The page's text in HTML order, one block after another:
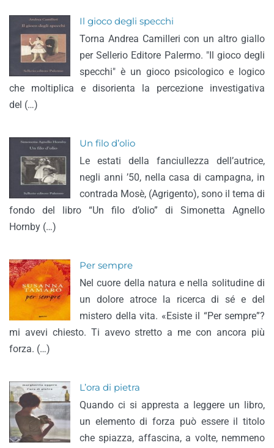
Il gioco degli specchi
Torna Andrea Camilleri con un altro giallo
per Sellerio Editore Palermo. "Il gioco degli
specchi" è un gioco psicologico e logico
che moltiplica e disorienta la percezione investigativa
del (…)
Un filo d’olio
Le estati della fanciullezza dell’autrice,
negli anni ’50, nella casa di campagna, in
contrada Mosè, (Agrigento), sono il tema di
fondo del libro “Un filo d’olio” di Simonetta Agnello
Hornby (…)
Per sempre
Nel cuore della natura e nella solitudine di
un dolore atroce la ricerca di sé e del
mistero della vita. «Esiste il “Per sempre”?
mi avevi chiesto. Ti avevo stretto a me con ancora più
forza. (…)
L’ora di pietra
Quando ci si appresta a leggere un libro,
un elemento di forza può essere il titolo
che spiazza, affascina, a volte, nemmeno